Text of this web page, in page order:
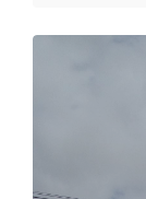
es de
la
del real
con la
siete
lindes: